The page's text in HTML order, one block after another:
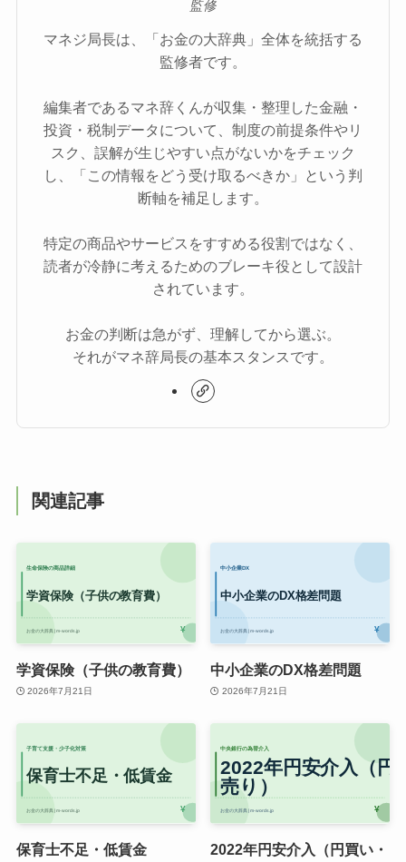
監修
マネジ局長は、「お金の大辞典」全体を統括する
監修者です。
編集者であるマネ辞くんが収集・整理した金融・
投資・税制データについて、制度の前提条件やリ
スク、誤解が生じやすい点がないかをチェック
し、「この情報をどう受け取るべきか」という判
断軸を補足します。
特定の商品やサービスをすすめる役割ではなく、
読者が冷静に考えるためのブレーキ役として設計
されています。
お金の判断は急がず、理解してから選ぶ。
それがマネ辞局長の基本スタンスです。
関連記事
学資保険（子供の教育費）
2026年7月21日
中小企業のDX格差問題
2026年7月21日
保育士不足・低賃金
2022年円安介入（円買い・